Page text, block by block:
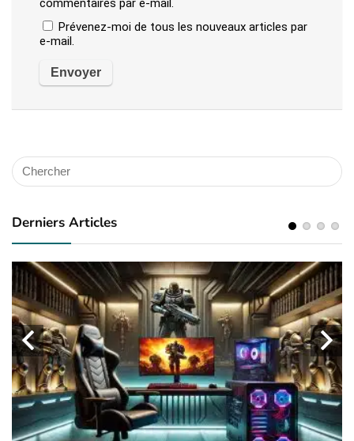
Prévenez-moi de tous les nouveaux articles par
e-mail.
Derniers Articles